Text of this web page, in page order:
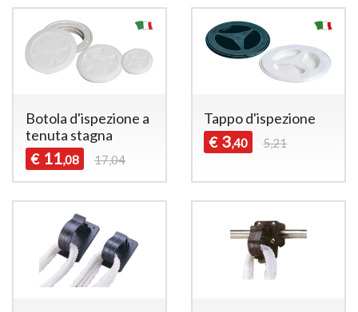
Botola d'ispezione a
tenuta stagna
€ 11,08 17,04
Tappo d'ispezione
€ 3,40 5,21